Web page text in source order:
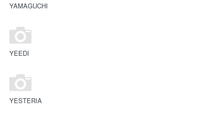
YAMAGUCHI
YEEDI
YESTERIA